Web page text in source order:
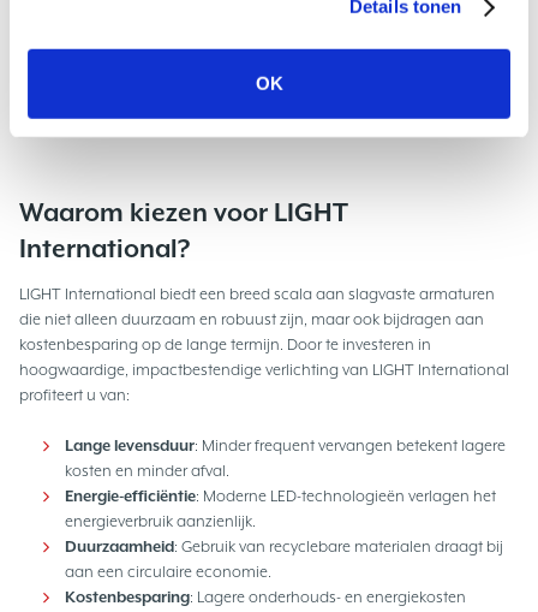
Details tonen
OK
kunnen stoten.
Waarom kiezen voor LIGHT
International?
LIGHT International biedt een breed scala aan slagvaste armaturen
die niet alleen duurzaam en robuust zijn, maar ook bijdragen aan
kostenbesparing op de lange termijn. Door te investeren in
hoogwaardige, impactbestendige verlichting van LIGHT International
profiteert u van:
Lange levensduur: Minder frequent vervangen betekent lagere
kosten en minder afval.
Energie-efficiëntie: Moderne LED-technologieën verlagen het
energieverbruik aanzienlijk.
Duurzaamheid: Gebruik van recyclebare materialen draagt bij
aan een circulaire economie.
Kostenbesparing: Lagere onderhouds- en energiekosten